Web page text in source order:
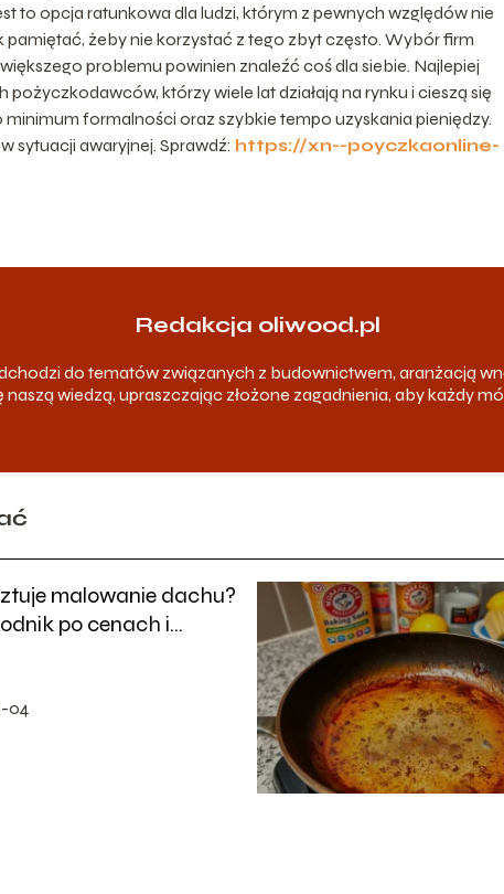
to opcja ratunkowa dla ludzi, którym z pewnych względów nie
pamiętać, żeby nie korzystać z tego zbyt często. Wybór firm
problemu powinien znaleźć coś dla siebie. Najlepiej
którzy wiele lat działają na rynku i cieszą się
formalności oraz szybkie tempo uzyskania pieniędzy.
sytuacji awaryjnej. Sprawdź: https://xn--poyczkaonline-
Redakcja oliwood.pl
do tematów związanych z budownictwem, aranżacją
wiedzą, upraszczając złożone zagadnienia, aby każdy
malowanie dachu?
po cenach i
04